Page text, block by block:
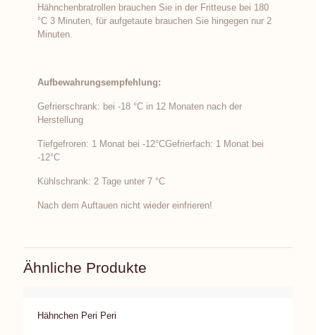
Hähnchenbratrollen brauchen Sie in der Fritteuse bei 180
°C 3 Minuten, für aufgetaute brauchen Sie hingegen nur 2
Minuten.
Aufbewahrungsempfehlung:
Gefrierschrank: bei -18 °C in 12 Monaten nach der
Herstellung
Tiefgefroren: 1 Monat bei -12°CGefrierfach: 1 Monat bei
-12°C
Kühlschrank: 2 Tage unter 7 °C
Nach dem Auftauen nicht wieder einfrieren!
Ähnliche Produkte
Hähnchen Peri Peri